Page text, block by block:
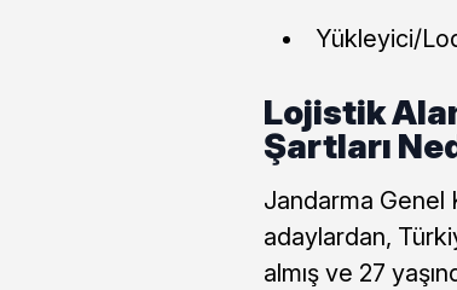
Yükleyici/
Lojistik
Şartları
Jandarma Genel
adaylardan,
almış ve 27